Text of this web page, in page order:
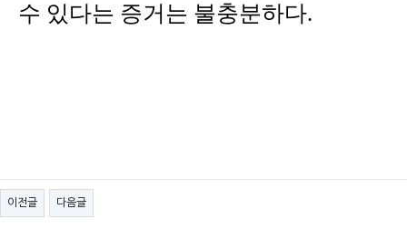
수 있다는 증거는 불충분하다.
이전글 다음글